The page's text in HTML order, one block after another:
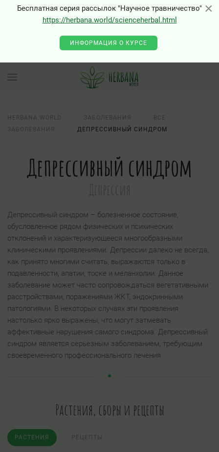
×
Бесплатная серия рассылок "Научное травничество"
https://herbana.world/scienceherbal.html
ИНФОРМАЦИЯ О КУРСЕ
HERBANA.WORLD ЗАБОЛЕВАНИЯ
ВСЕ
ЗАБОЛЕВАНИЯ
ДЕПРЕССИВНЫЙ СИНДРОМ
Депрессивный синдром
Депрессия
Депрессивный синдром – болезненное состояние,
обусловленное рядом физических и психических
отклонений и характеризующееся многообразными
клиническими проявлениями. Депрессии далеко не всегда,
как принято многими считать, выражаются только в
подавленности, апатии, тоске и меланхолии. Данное
заболевание может часто сопровождаться вегетативными
расстройствами, поражениями ЖКТ, эндокринными
патологиями. В некоторых случаях эти проявления
настолько ярко выражены, что могут затмевать
аффективные нарушения самого синдрома. Депрессивный
синдром является серьезным заболеванием, требующим
своевременного профессионального лечения.
Растения, сборы и рецепты
РАСТЕНИЯ РЕЦЕПТЫ
×